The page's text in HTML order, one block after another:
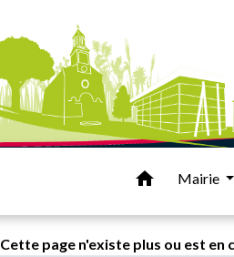
home Mairie
Cette page n'existe plus ou est en